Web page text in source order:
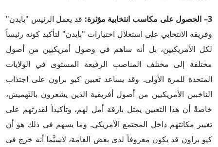
3– الحصول على مكاسب انتخابية مؤثرة:
قد يعمل الرئيس "بايدن"
وفريقه الانتخابي على استغلال اختيارات "بايدن" لتأكيد كونه رئيساً
لكل الأمريكيين، بل أنه ساهم في وصول أمريكيين من أصول
مختلفة إلى مختلف المناصب الرفيعة المستوى في الولايات
المتحدة للمرة الأولى. وقد يساعد تعيين كيو براون على اجتذاب
الناخبين الأمريكيين من أصول أفريقية الذين يشعرون بالتهميش،
خاصةً أن هذا التعيين يمثل بارقة أمل لهم، وتأكيداً لقدرتهم على
تغيير مكانتهم داخل المجتمع الأمريكي. وما يسهم في ذلك هو أن
كيو براون قد يكون معروفاً لدى بعض العامة، لاسيَّما أنه خرج في